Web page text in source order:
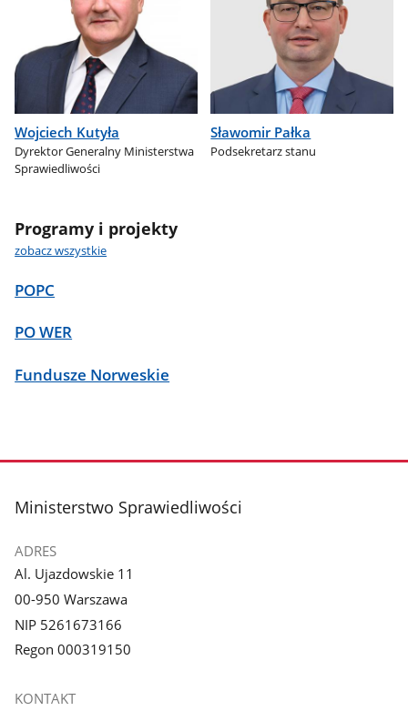
Wojciech Kutyła
Dyrektor Generalny Ministerstwa
Sprawiedliwości
Sławomir Pałka
Podsekretarz stanu
Programy i projekty
zobacz wszystkie
POPC
PO WER
Fundusze Norweskie
stopka
Ministerstwo Sprawiedliwości
ADRES
Al. Ujazdowskie 11
00-950 Warszawa
NIP 5261673166
Regon 000319150
KONTAKT